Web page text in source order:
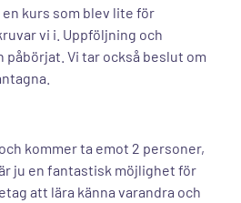
kurs som blev lite för
vi i. Uppföljning och
påbörjat. Vi tar också beslut om
kommer ta emot 2 personer,
ju en fantastisk möjlighet för
att lära känna varandra och